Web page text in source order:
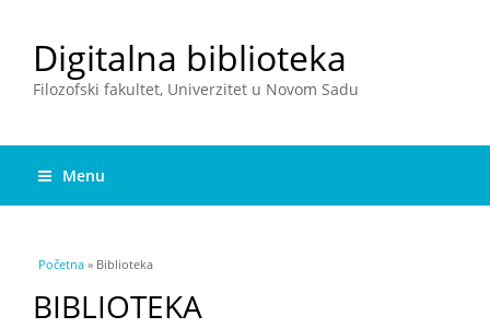
Digitalna biblioteka
Filozofski fakultet, Univerzitet u Novom Sadu
Menu
You are here
Početna » Biblioteka
BIBLIOTEKA